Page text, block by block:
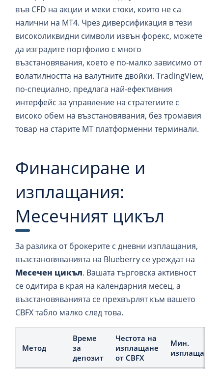
във CFD на акции и меки стоки, които не са
налични на MT4. Чрез диверсификация в тези
високоликвидни символи извън форекс, можете
да изградите портфолио с много
възстановявания, което е по-малко зависимо от
волатилността на валутните двойки. TradingView,
по-специално, предлага най-ефективния
интерфейс за управление на стратегиите с
високо обем на възстановявания, без тромавия
товар на старите MT платформенни терминали.
Финансиране и
изплащания:
Месечният цикъл
За разлика от брокерите с дневни изплащания,
възстановяванията на Blueberry се уреждат на
Месечен цикъл. Вашата търговска активност
се одитира в края на календарния месец, а
възстановяванията се прехвърлят към вашето
CBFX табло малко след това.
Метод
Време
за
депозит
Честота на
изплащане
от CBFX
Мин.
изплащане